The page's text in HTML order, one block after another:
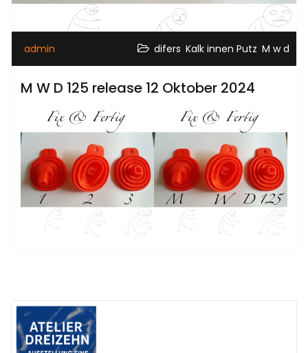
admin difers Kalk innen Putz M w d
M W D 125 release 12 Oktober 2024